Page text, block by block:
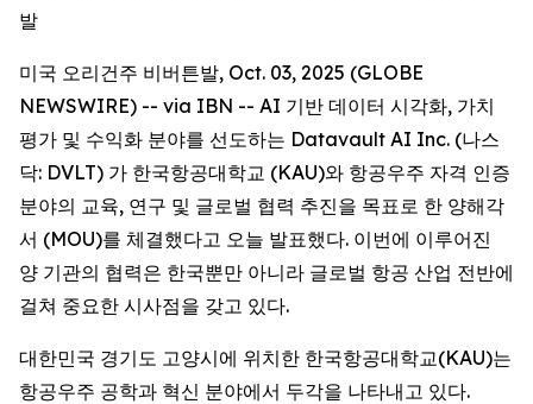
발
미국 오리건주 비버튼발, Oct. 03, 2025 (GLOBE
NEWSWIRE) -- via IBN -- AI 기반 데이터 시각화, 가치
평가 및 수익화 분야를 선도하는 Datavault AI Inc. (나스
닥: DVLT) 가 한국항공대학교 (KAU)와 항공우주 자격 인증
분야의 교육, 연구 및 글로벌 협력 추진을 목표로 한 양해각
서 (MOU)를 체결했다고 오늘 발표했다. 이번에 이루어진
양 기관의 협력은 한국뿐만 아니라 글로벌 항공 산업 전반에
걸쳐 중요한 시사점을 갖고 있다.
대한민국 경기도 고양시에 위치한 한국항공대학교(KAU)는
항공우주 공학과 혁신 분야에서 두각을 나타내고 있다.